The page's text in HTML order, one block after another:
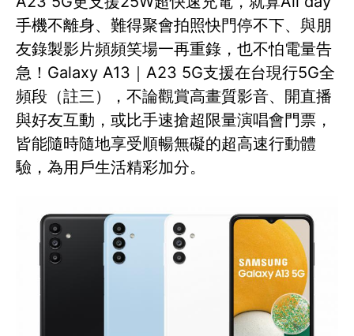
手機不離身、難得聚會拍照快門停不下、與朋
友錄製影片頻頻笑場一再重錄，也不怕電量告
急！Galaxy A13｜A23 5G支援在台現行5G全
頻段（註三），不論觀賞高畫質影音、開直播
與好友互動，或比手速搶超限量演唱會門票，
皆能隨時隨地享受順暢無礙的超高速行動體
驗，為用戶生活精彩加分。